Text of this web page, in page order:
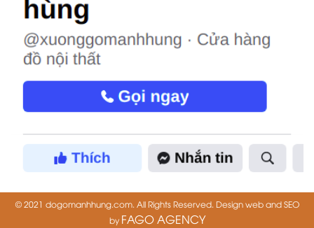
© 2021 dogomanhhung.com. All Rights Reserved. Design web and SEO
by FAGO AGENCY